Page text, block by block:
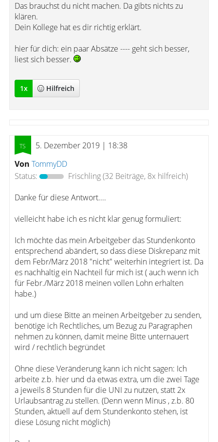
Das brauchst du nicht machen. Da gibts nichts zu
klären.
Dein Kollege hat es dir richtig erklärt.
hier für dich: ein paar Absätze ---- geht sich besser,
liest sich besser.
1x Hilfreich
5. Dezember 2019 | 18:38
Von TommyDD
Status:
Frischling(32 Beiträge, 8x hilfreich)
Danke für diese Antwort....
vielleicht habe ich es nicht klar genug formuliert:
Ich möchte das mein Arbeitgeber das Stundenkonto
entsprechend abändert, so dass diese Diskrepanz mit
dem Febr/März 2018 "nicht" weiterhin integriert ist. Da
es nachhaltig ein Nachteil für mich ist ( auch wenn ich
für Febr./März 2018 meinen vollen Lohn erhalten
habe.)
und um diese Bitte an meinen Arbeitgeber zu senden,
benötige ich Rechtliches, um Bezug zu Paragraphen
nehmen zu können, damit meine Bitte unternauert
wird / rechtlich begründet
Ohne diese Veränderung kann ich nicht sagen: Ich
arbeite z.b. hier und da etwas extra, um die zwei Tage
a jeweils 8 Stunden für die UNI zu nutzen, statt 2x
Urlaubsantrag zu stellen. (Denn wenn Minus , z.b. 80
Stunden, aktuell auf dem Stundenkonto stehen, ist
diese Lösung nicht möglich)